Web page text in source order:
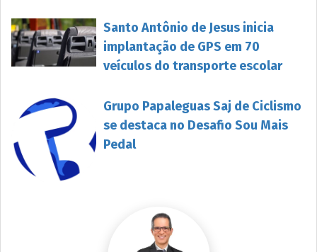
Santo Antônio de Jesus inicia
implantação de GPS em 70
veículos do transporte escolar
Grupo Papaleguas Saj de Ciclismo
se destaca no Desafio Sou Mais
Pedal